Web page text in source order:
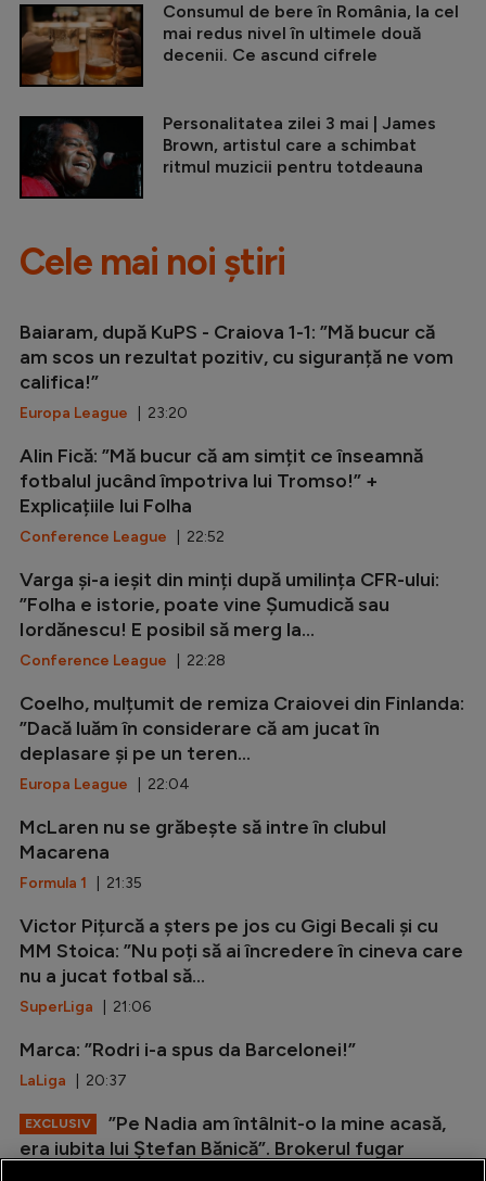
Consumul de bere în România, la cel
mai redus nivel în ultimele două
decenii. Ce ascund cifrele
Personalitatea zilei 3 mai | James
Brown, artistul care a schimbat
ritmul muzicii pentru totdeauna
Cele mai noi știri
Baiaram, după KuPS - Craiova 1-1: ”Mă bucur că
am scos un rezultat pozitiv, cu siguranță ne vom
califica!”
Europa League | 23:20
Alin Fică: ”Mă bucur că am simțit ce înseamnă
fotbalul jucând împotriva lui Tromso!” +
Explicațiile lui Folha
Conference League | 22:52
Varga și-a ieșit din minți după umilința CFR-ului:
”Folha e istorie, poate vine Șumudică sau
Iordănescu! E posibil să merg la...
Conference League | 22:28
Coelho, mulțumit de remiza Craiovei din Finlanda:
”Dacă luăm în considerare că am jucat în
deplasare și pe un teren...
Europa League | 22:04
McLaren nu se grăbește să intre în clubul
Macarena
Formula 1 | 21:35
Victor Pițurcă a șters pe jos cu Gigi Becali și cu
MM Stoica: ”Nu poți să ai încredere în cineva care
nu a jucat fotbal să...
SuperLiga | 21:06
Marca: ”Rodri i-a spus da Barcelonei!”
LaLiga | 20:37
EXCLUSIV
”Pe Nadia am întâlnit-o la mine acasă,
era iubita lui Ștefan Bănică”. Brokerul fugar